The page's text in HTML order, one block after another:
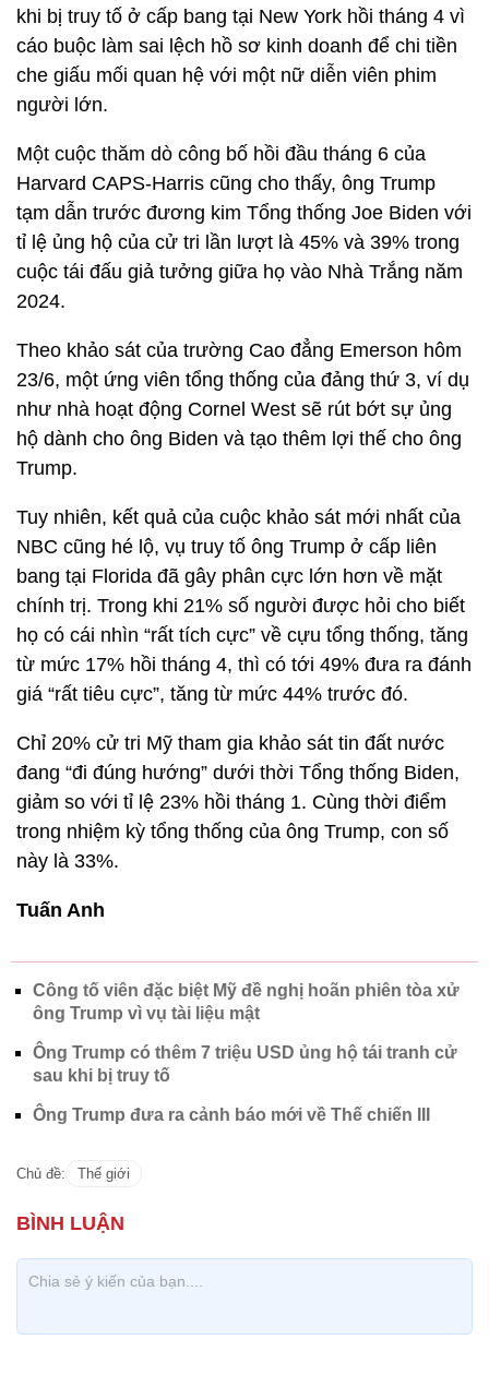
khi bị truy tố ở cấp bang tại New York hồi tháng 4 vì
cáo buộc làm sai lệch hồ sơ kinh doanh để chi tiền
che giấu mối quan hệ với một nữ diễn viên phim
người lớn.
Một cuộc thăm dò công bố hồi đầu tháng 6 của
Harvard CAPS-Harris cũng cho thấy, ông Trump
tạm dẫn trước đương kim Tổng thống Joe Biden với
tỉ lệ ủng hộ của cử tri lần lượt là 45% và 39% trong
cuộc tái đấu giả tưởng giữa họ vào Nhà Trắng năm
2024.
Theo khảo sát của trường Cao đẳng Emerson hôm
23/6, một ứng viên tổng thống của đảng thứ 3, ví dụ
như nhà hoạt động Cornel West sẽ rút bớt sự ủng
hộ dành cho ông Biden và tạo thêm lợi thế cho ông
Trump.
Tuy nhiên, kết quả của cuộc khảo sát mới nhất của
NBC cũng hé lộ, vụ truy tố ông Trump ở cấp liên
bang tại Florida đã gây phân cực lớn hơn về mặt
chính trị. Trong khi 21% số người được hỏi cho biết
họ có cái nhìn “rất tích cực” về cựu tổng thống, tăng
từ mức 17% hồi tháng 4, thì có tới 49% đưa ra đánh
giá “rất tiêu cực”, tăng từ mức 44% trước đó.
Chỉ 20% cử tri Mỹ tham gia khảo sát tin đất nước
đang “đi đúng hướng” dưới thời Tổng thống Biden,
giảm so với tỉ lệ 23% hồi tháng 1. Cùng thời điểm
trong nhiệm kỳ tổng thống của ông Trump, con số
này là 33%.
Tuấn Anh
Công tố viên đặc biệt Mỹ đề nghị hoãn phiên tòa xử
ông Trump vì vụ tài liệu mật
Ông Trump có thêm 7 triệu USD ủng hộ tái tranh cử
sau khi bị truy tố
Ông Trump đưa ra cảnh báo mới về Thế chiến III
Chủ đề: Thế giới